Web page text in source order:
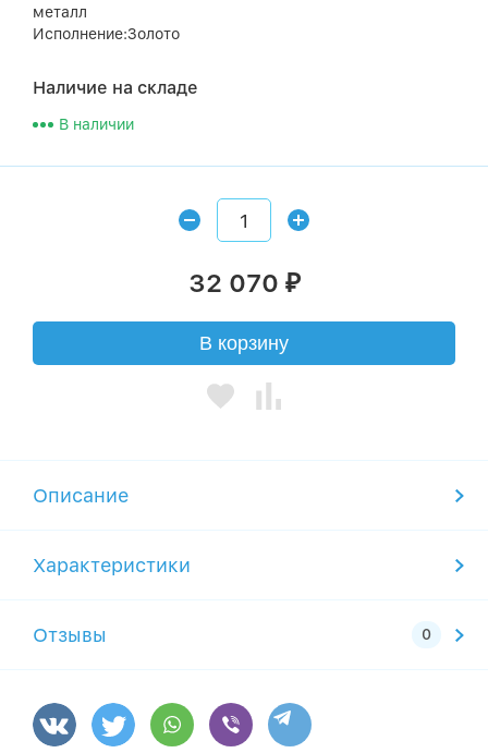
металл
Исполнение:Золото
Наличие на складе
В наличии
32 070 ₽
В корзину
Описание
Характеристики
Отзывы